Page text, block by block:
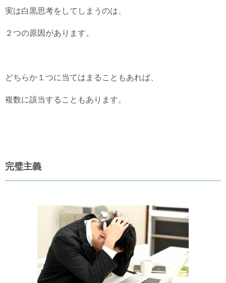
実は白黒思考をしてしまうのは、
２つの原因があります。
どちらか１つに当てはまることもあれば、
複数に該当することもあります。
完璧主義